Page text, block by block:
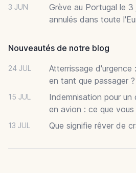
3 JUN
Grève au Portugal le
annulés dans toute
Nouveautés de notre blog
24 JUL
Atterrissage
en tant que passager ?
15 JUL
Indemnisation pour
en avion : ce que
13 JUL Que signifie rêver de